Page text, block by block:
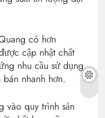
có hơn
cập nhật chất
nhu cầu sử dụng
nhanh hơn.
vào quy trình sản